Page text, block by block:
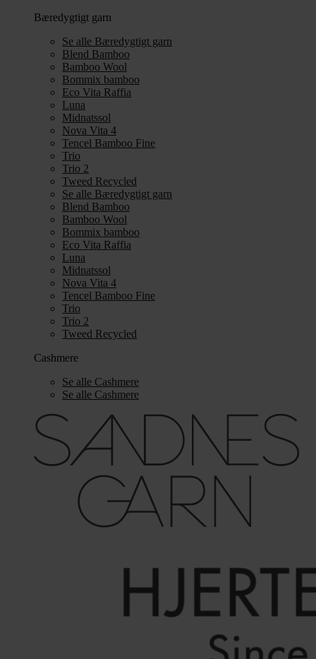
Bæredygtigt garn
Se alle Bæredygtigt garn
Blend Bamboo
Bamboo Wool
Bommix bamboo
Eco Vita Raffia
Luna
Midnatssol
Nova Vita 4
Tencel Bamboo Fine
Trio
Trio 2
Tweed Recycled
Se alle Bæredygtigt garn
Blend Bamboo
Bamboo Wool
Bommix bamboo
Eco Vita Raffia
Luna
Midnatssol
Nova Vita 4
Tencel Bamboo Fine
Trio
Trio 2
Tweed Recycled
Cashmere
Se alle Cashmere
Se alle Cashmere